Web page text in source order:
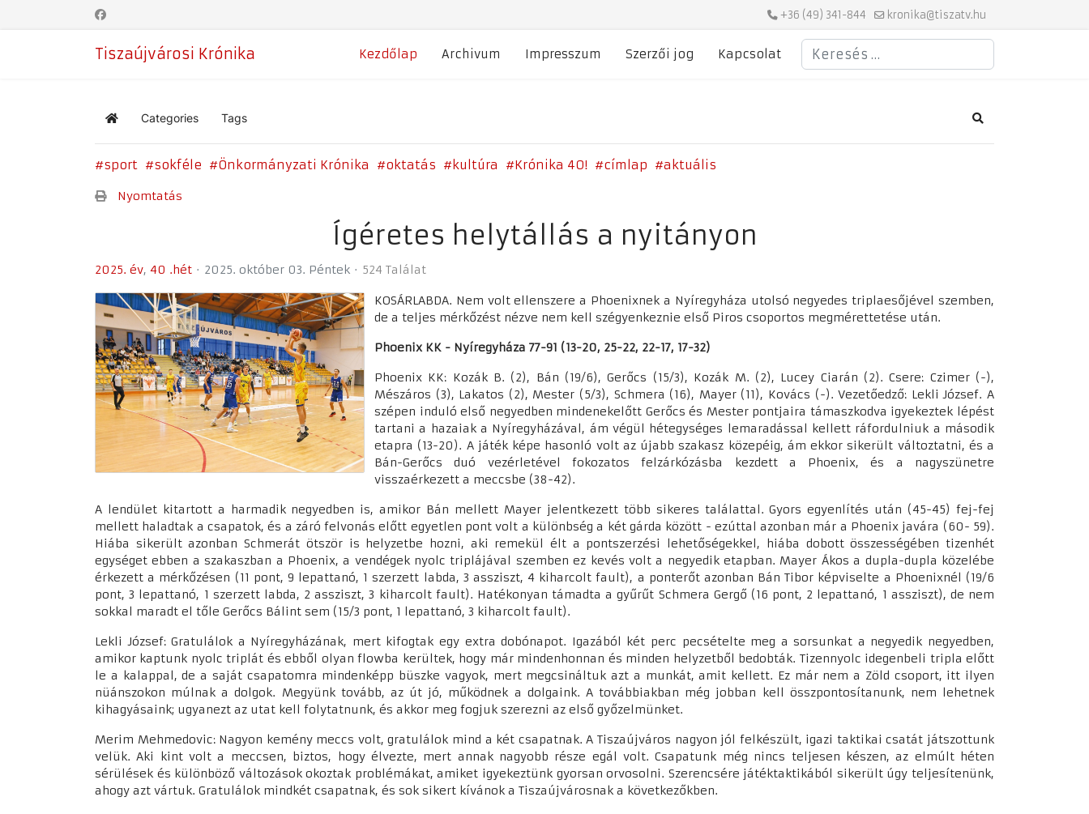
+36 (49) 341-844 kronika@tiszatv.hu
Tiszaújvárosi Krónika Kezdőlap Archivum Impresszum Szerzői jog Kapcsolat
Keresés
Home Categories Tags Search
sport sokféle Önkormányzati Krónika oktatás kultúra Krónika 40! címlap aktuális
Nyomtatás
Ígéretes helytállás a nyitányon
2025. év 40 .hét 2025. október 03. Péntek 524 Találat
KOSÁRLABDA. Nem volt ellenszere a Phoenixnek a Nyíregyháza utolsó negyedes triplaesőjével szemben,
de a teljes mérkőzést nézve nem kell szégyenkeznie első Piros csoportos megmérettetése után.
Phoenix KK - Nyíregyháza 77-91 (13-20, 25-22, 22-17, 17-32)
Phoenix KK: Kozák B. (2), Bán (19/6), Gerőcs (15/3), Kozák M. (2), Lucey Ciarán (2). Csere: Czimer (-),
Mészáros (3), Lakatos (2), Mester (5/3), Schmera (16), Mayer (11), Kovács (-). Vezetőedző: Lekli József. A
szépen induló első negyedben mindenekelőtt Gerőcs és Mester pontjaira támaszkodva igyekeztek lépést
tartani a hazaiak a Nyíregyházával, ám végül hétegységes lemaradással kellett ráfordulniuk a második
etapra (13-20). A játék képe hasonló volt az újabb szakasz közepéig, ám ekkor sikerült változtatni, és a
Bán-Gerőcs duó vezérletével fokozatos felzárkózásba kezdett a Phoenix, és a nagyszünetre
visszaérkezett a meccsbe (38-42).
A lendület kitartott a harmadik negyedben is, amikor Bán mellett Mayer jelentkezett több sikeres találattal. Gyors egyenlítés után (45-45) fej-fej
mellett haladtak a csapatok, és a záró felvonás előtt egyetlen pont volt a különbség a két gárda között - ezúttal azonban már a Phoenix javára (60- 59).
Hiába sikerült azonban Schmerát ötször is helyzetbe hozni, aki remekül élt a pontszerzési lehetőségekkel, hiába dobott összességében tizenhét
egységet ebben a szakaszban a Phoenix, a vendégek nyolc triplájával szemben ez kevés volt a negyedik etapban. Mayer Ákos a dupla-dupla közelébe
érkezett a mérkőzésen (11 pont, 9 lepattanó, 1 szerzett labda, 3 assziszt, 4 kiharcolt fault), a ponterőt azonban Bán Tibor képviselte a Phoenixnél (19/6
pont, 3 lepattanó, 1 szerzett labda, 2 assziszt, 3 kiharcolt fault). Hatékonyan támadta a gyűrűt Schmera Gergő (16 pont, 2 lepattanó, 1 assziszt), de nem
sokkal maradt el tőle Gerőcs Bálint sem (15/3 pont, 1 lepattanó, 3 kiharcolt fault).
Lekli József: Gratulálok a Nyíregyházának, mert kifogtak egy extra dobónapot. Igazából két perc pecsételte meg a sorsunkat a negyedik negyedben,
amikor kaptunk nyolc triplát és ebből olyan flowba kerültek, hogy már mindenhonnan és minden helyzetből bedobták. Tizennyolc idegenbeli tripla előtt
le a kalappal, de a saját csapatomra mindenképp büszke vagyok, mert megcsináltuk azt a munkát, amit kellett. Ez már nem a Zöld csoport, itt ilyen
nüánszokon múlnak a dolgok. Megyünk tovább, az út jó, működnek a dolgaink. A továbbiakban még jobban kell összpontosítanunk, nem lehetnek
kihagyásaink; ugyanezt az utat kell folytatnunk, és akkor meg fogjuk szerezni az első győzelmünket.
Merim Mehmedovic: Nagyon kemény meccs volt, gratulálok mind a két csapatnak. A Tiszaújváros nagyon jól felkészült, igazi taktikai csatát játszottunk
velük. Aki kint volt a meccsen, biztos, hogy élvezte, mert annak nagyobb része egál volt. Csapatunk még nincs teljesen készen, az elmúlt héten
sérülések és különböző változások okoztak problémákat, amiket igyekeztünk gyorsan orvosolni. Szerencsére játéktaktikából sikerült úgy teljesítenünk,
ahogy azt vártuk. Gratulálok mindkét csapatnak, és sok sikert kívánok a Tiszaújvárosnak a következőkben.